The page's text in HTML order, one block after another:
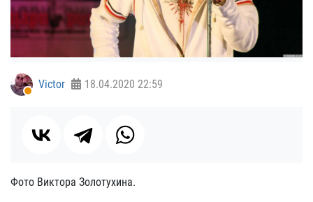
Victor 18.04.2020 22:59
Фото Виктора Золотухина.